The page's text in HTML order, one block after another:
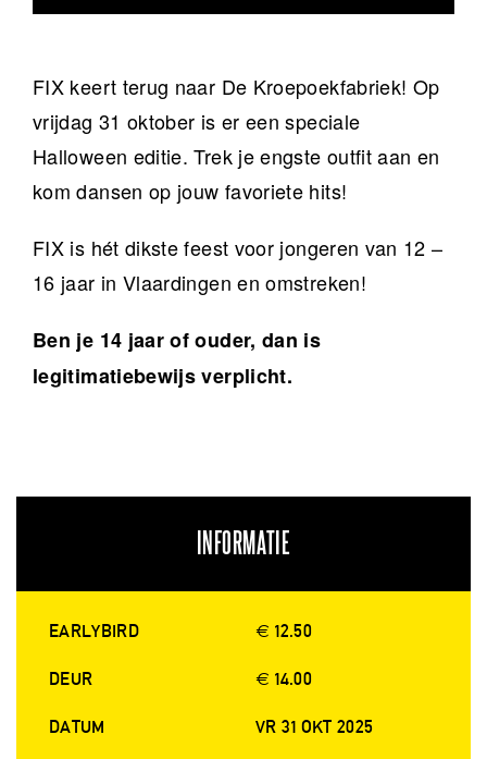
FIX keert terug naar De Kroepoekfabriek! Op
vrijdag 31 oktober is er een speciale
Halloween editie. Trek je engste outfit aan en
kom dansen op jouw favoriete hits!
FIX is hét dikste feest voor jongeren van 12 –
16 jaar in Vlaardingen en omstreken!
Ben je 14 jaar of ouder, dan is
legitimatiebewijs verplicht.
INFORMATIE
EARLYBIRD € 12.50
DEUR € 14.00
DATUM VR 31 OKT 2025